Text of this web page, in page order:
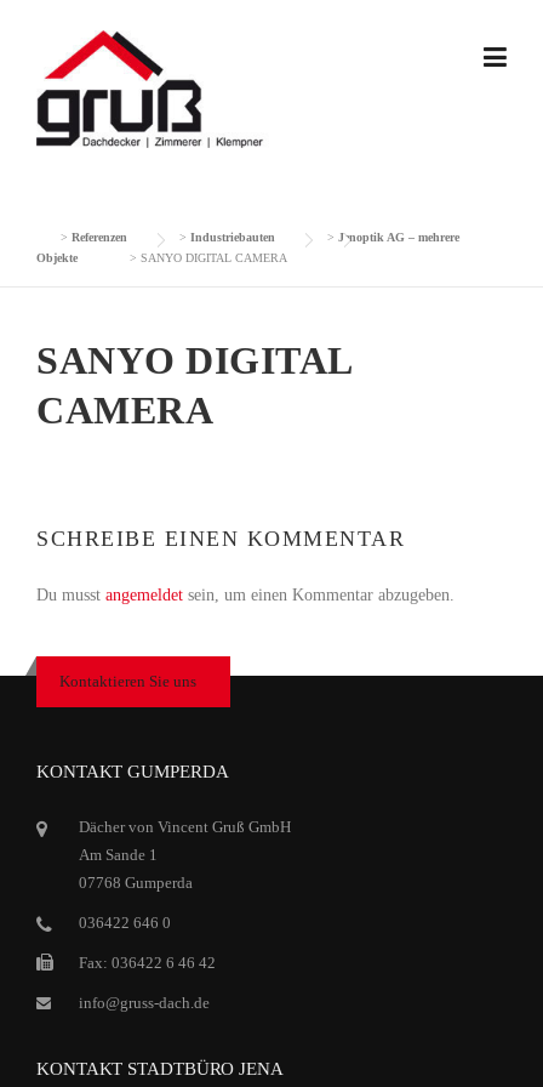
> Referenzen > Industriebauten > Jenoptik AG – mehrere
Objekte
> SANYO DIGITAL CAMERA
SANYO DIGITAL
CAMERA
SCHREIBE EINEN KOMMENTAR
Du musst angemeldet sein, um einen Kommentar abzugeben.
Kontaktieren Sie uns
KONTAKT GUMPERDA
Dächer von Vincent Gruß GmbH
Am Sande 1
07768 Gumperda
036422 646 0
Fax: 036422 6 46 42
info@gruss-dach.de
KONTAKT STADTBÜRO JENA